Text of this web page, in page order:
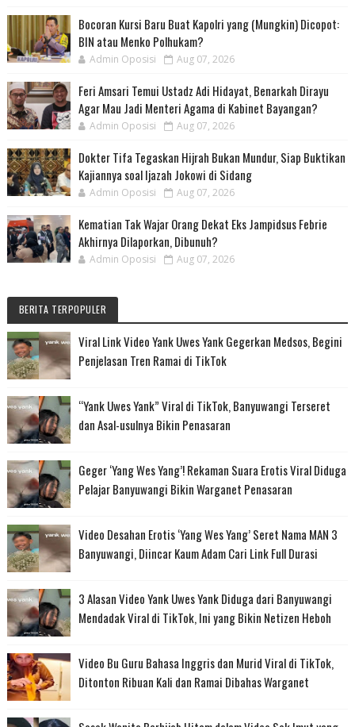
Bocoran Kursi Baru Buat Kapolri yang (Mungkin) Dicopot:
BIN atau Menko Polhukam?
Admin Oposisi Aug 07, 2026
Feri Amsari Temui Ustadz Adi Hidayat, Benarkah Dirayu
Agar Mau Jadi Menteri Agama di Kabinet Bayangan?
Admin Oposisi Aug 07, 2026
Dokter Tifa Tegaskan Hijrah Bukan Mundur, Siap Buktikan
Kajiannya soal Ijazah Jokowi di Sidang
Admin Oposisi Aug 07, 2026
Kematian Tak Wajar Orang Dekat Eks Jampidsus Febrie
Akhirnya Dilaporkan, Dibunuh?
Admin Oposisi Aug 07, 2026
BERITA TERPOPULER
Viral Link Video Yank Uwes Yank Gegerkan Medsos, Begini
Penjelasan Tren Ramai di TikTok
“Yank Uwes Yank” Viral di TikTok, Banyuwangi Terseret
dan Asal-usulnya Bikin Penasaran
Geger ‘Yang Wes Yang’! Rekaman Suara Erotis Viral Diduga
Pelajar Banyuwangi Bikin Warganet Penasaran
Video Desahan Erotis ‘Yang Wes Yang’ Seret Nama MAN 3
Banyuwangi, Diincar Kaum Adam Cari Link Full Durasi
3 Alasan Video Yank Uwes Yank Diduga dari Banyuwangi
Mendadak Viral di TikTok, Ini yang Bikin Netizen Heboh
Video Bu Guru Bahasa Inggris dan Murid Viral di TikTok,
Ditonton Ribuan Kali dan Ramai Dibahas Warganet